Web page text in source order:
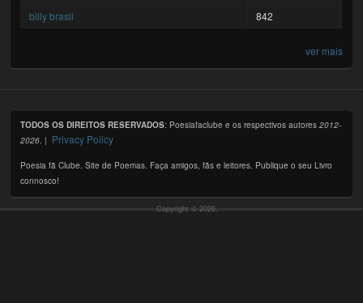
billy brasil
842
ver mais
TODOS OS DIREITOS RESERVADOS: Poesiafaclube e os respectivos autores2012-
2026. | Privacy Policy
Poesia fã Clube. Site de Poemas. Faça amigos, fãs e leitores. Publique o seu Livro
connosco!
Copyright © 2026,